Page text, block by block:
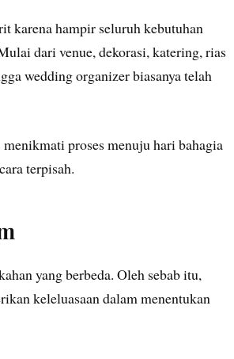
karena hampir seluruh kebutuhan
dari venue, dekorasi, katering, rias
wedding organizer biasanya telah
proses menuju hari bahagia
terpisah.
yang berbeda. Oleh sebab itu,
keleluasaan dalam menentukan